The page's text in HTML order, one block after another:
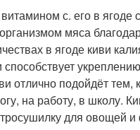
с. его в
мяса
в ягоде киви
подойдёт тем,
на работу, в школу.
для овощей